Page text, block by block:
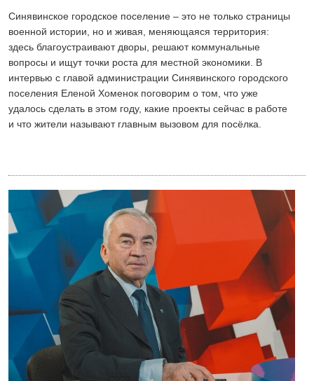
Синявинское городское поселение – это не только страницы
военной истории, но и живая, меняющаяся территория:
здесь благоустраивают дворы, решают коммунальные
вопросы и ищут точки роста для местной экономики. В
интервью с главой администрации Синявинского городского
поселения Еленой Хоменок поговорим о том, что уже
удалось сделать в этом году, какие проекты сейчас в работе
и что жители называют главным вызовом для посёлка.